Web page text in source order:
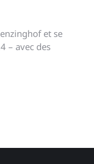
et se
– avec des